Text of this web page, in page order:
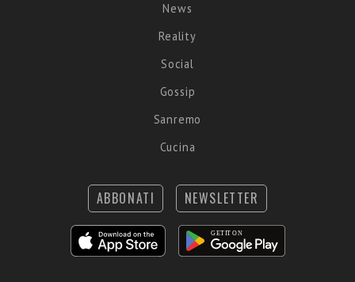
News
Reality
Social
Gossip
Sanremo
Cucina
ABBONATI NEWSLETTER